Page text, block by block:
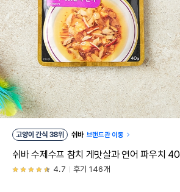
고양이 간식 38위 쉬바 브랜드관 이동
쉬바 수제수프 참치 게맛살과 연어 파우치
4.7 후기 146개